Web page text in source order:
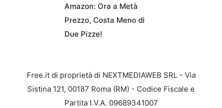
Amazon: Ora a Metà
Prezzo, Costa Meno di
Due Pizze!
Free.it di proprietà di NEXTMEDIAWEB SRL - Via
Sistina 121, 00187 Roma (RM) - Codice Fiscale e
Partita I.V.A. 09689341007